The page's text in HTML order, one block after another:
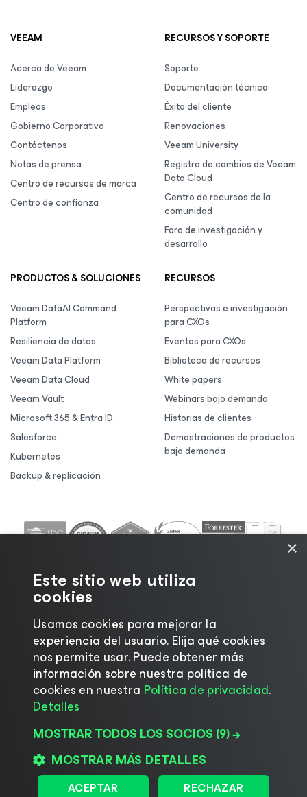
VEEAM
Acerca de Veeam
Liderazgo
Empleos
Gobierno Corporativo
Contáctenos
Notas de prensa
Centro de recursos de marca
Centro de confianza
RECURSOS Y SOPORTE
Soporte
Documentación técnica
Éxito del cliente
Renovaciones
Veeam University
Registro de cambios de Veeam
Data Cloud
Centro de recursos de la
comunidad
Foro de investigación y
desarrollo
PRODUCTOS & SOLUCIONES
Veeam DataAI Command
Platform
Resiliencia de datos
Veeam Data Platform
Veeam Data Cloud
Veeam Vault
Microsoft 365 & Entra ID
Salesforce
Kubernetes
Backup & replicación
RECURSOS
Perspectivas e investigación
para CXOs
Eventos para CXOs
Biblioteca de recursos
White papers
Webinars bajo demanda
Historias de clientes
Demostraciones de productos
bajo demanda
©2026 Veeam® Software |Aviso de privacidad
Aviso de cookies|Legal|Política de licencias
Recursos para proveedores
Cambiar idioma
×
Este sitio web utiliza
cookies
Usamos cookies para mejorar la
experiencia del usuario. Elija qué cookies
nos permite usar. Puede obtener más
información sobre nuestra política de
cookies en nuestra Política de privacidad.
Detalles
MOSTRAR TODOS LOS SOCIOS (9) →
MOSTRAR MÁS DETALLES
ACEPTAR
RECHAZAR